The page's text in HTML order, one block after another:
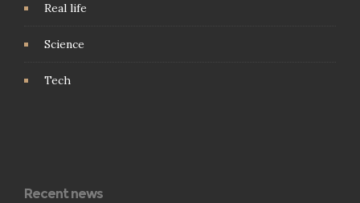
Real life
Science
Tech
Recent news